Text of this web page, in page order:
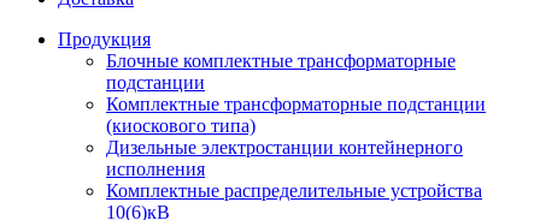
Продукция
Блочные комплектные трансформаторные
подстанции
Комплектные трансформаторные подстанции
(киоскового типа)
Дизельные электростанции контейнерного
исполнения
Комплектные распределительные устройства
10(6)кВ